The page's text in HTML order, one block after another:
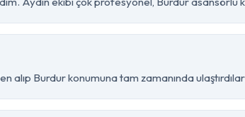
alıp Burdur konumuna tam zamanında